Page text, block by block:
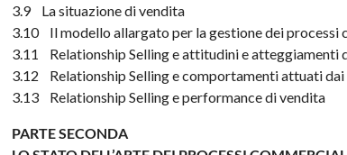
3.9 La situazione di vendita
3.10 Il modello allargato per la gestione dei processi
3.11 Relationship Selling e attitudini e atteggiamenti
3.12 Relationship Selling e comportamenti attuati
3.13 Relationship Selling e performance di vendita
PARTE SECONDA